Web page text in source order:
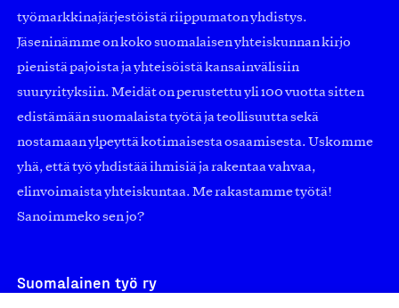
työmarkkinajärjestöistä riippumaton yhdistys.
Jäseninämme on koko suomalaisen yhteiskunnan kirjo
pienistä pajoista ja yhteisöistä kansainvälisiin
suuryrityksiin. Meidät on perustettu yli 100 vuotta sitten
edistämään suomalaista työtä ja teollisuutta sekä
nostamaan ylpeyttä kotimaisesta osaamisesta. Uskomme
yhä, että työ yhdistää ihmisiä ja rakentaa vahvaa,
elinvoimaista yhteiskuntaa. Me rakastamme työtä!
Sanoimmeko sen jo?
Suomalainen työ ry